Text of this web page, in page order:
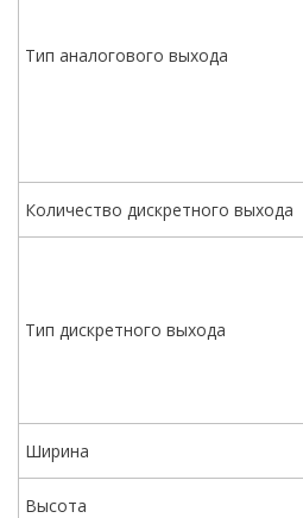
Тип аналогового выхода
Количество дискретного выхода
Тип дискретного выхода
Ширина
Высота